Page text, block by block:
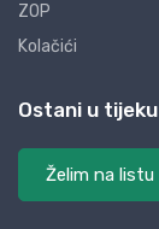
ZOP
Kolačići
Ostani u tijeku
Želim na listu